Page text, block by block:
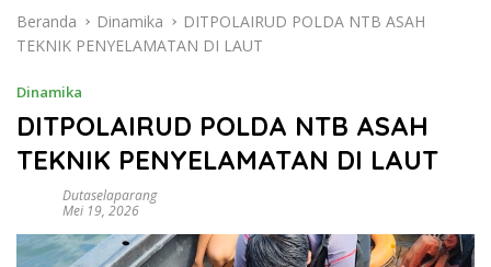
Beranda Dinamika
DITPOLAIRUD POLDA NTB ASAH
TEKNIK PENYELAMATAN DI LAUT
Dinamika
DITPOLAIRUD POLDA NTB ASAH
TEKNIK PENYELAMATAN DI LAUT
Dutaselaparang
Mei 19, 2026